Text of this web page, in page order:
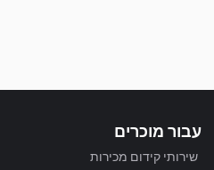
עבור מוכרים
שירותי קידום מכירות